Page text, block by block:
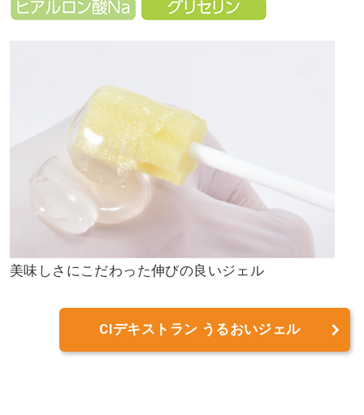
美味しさにこだわった伸びの良いジェル
CIデキストラン うるおいジェル